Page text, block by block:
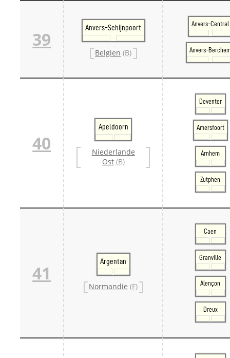
39
Anvers-Schijnpoort
Belgien (B)
Anvers-Central
Anvers-
40
Apeldoorn
Niederlande
Ost (B)
Deventer
Amersfoort
Arnhem
Zutphen
41
Argentan
Normandie (F)
Caen
Granville
Alençon
Dreux